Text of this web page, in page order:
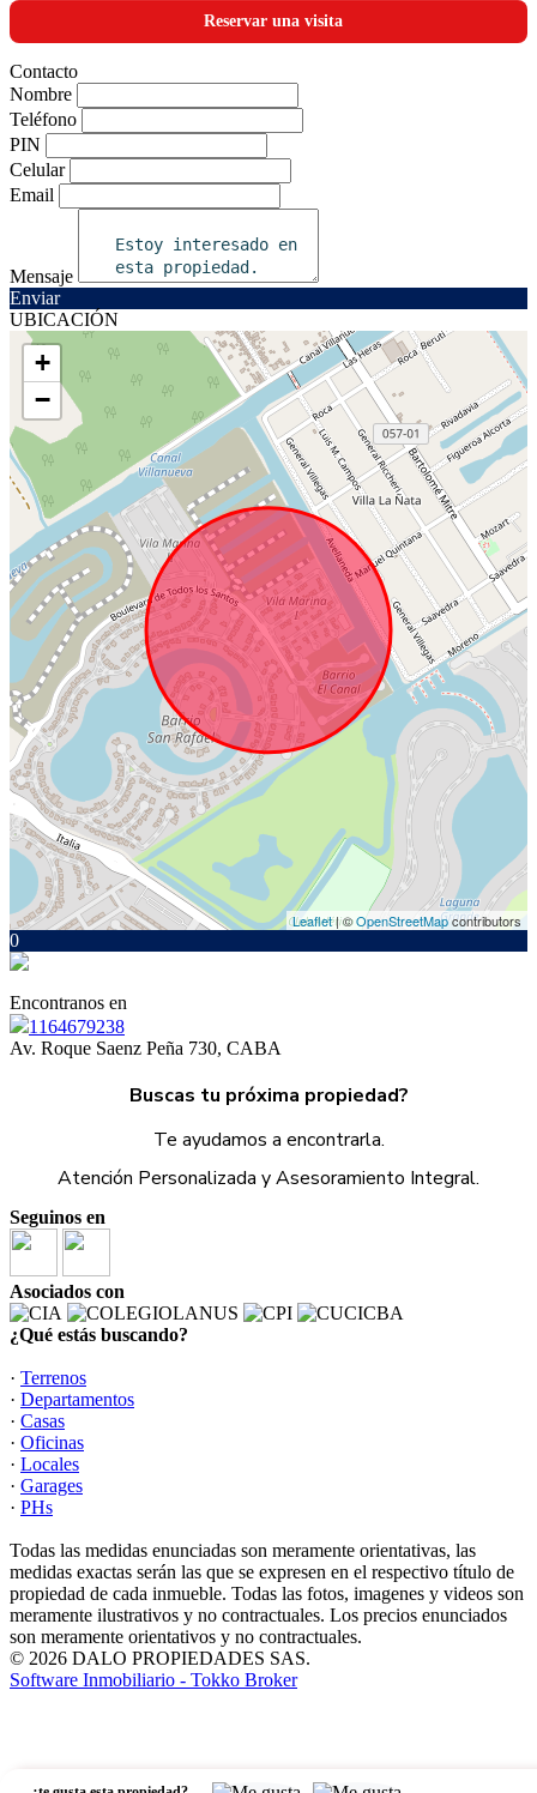
Reservar una visita
Contacto
Nombre
Teléfono
PIN
Celular
Email
Mensaje
Enviar
UBICACIÓN
+
−
Leaflet| ©OpenStreetMapcontributors
0
Encontranos en
1164679238
Av. Roque Saenz Peña 730, CABA
Buscas tu próxima propiedad?
Te ayudamos a encontrarla.
Atención Personalizada y Asesoramiento Integral.
Seguinos en
Asociados con
¿Qué estás buscando?
· Terrenos
· Departamentos
· Casas
· Oficinas
· Locales
· Garages
· PHs
Todas las medidas enunciadas son meramente orientativas, las
medidas exactas serán las que se expresen en el respectivo título de
propiedad de cada inmueble. Todas las fotos, imagenes y videos son
meramente ilustrativos y no contractuales. Los precios enunciados
son meramente orientativos y no contractuales.
© 2026 DALO PROPIEDADES SAS.
Software Inmobiliario - Tokko Broker